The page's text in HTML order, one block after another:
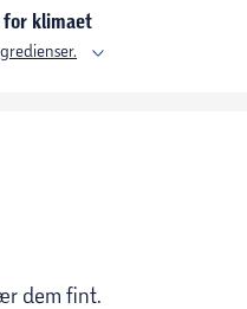
for klimaet
dem fint.